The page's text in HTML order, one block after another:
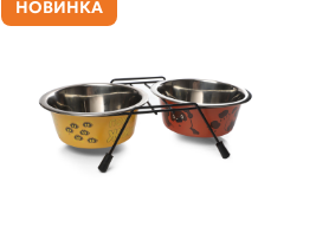
НОВИНКА